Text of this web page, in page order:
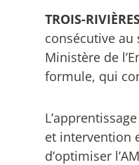
TROIS-
consécutive
Ministère de
formule, qui
et intervention
d’optimiser